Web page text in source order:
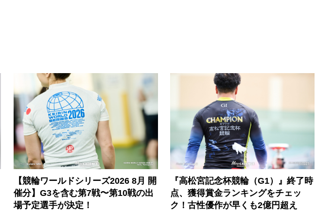
【競輪ワールドシリーズ2026 8月 開
催分】G3を含む第7戦〜第10戦の出
場予定選手が決定！
『高松宮記念杯競輪（G1）』終了時
点、獲得賞金ランキングをチェッ
ク！古性優作が早くも2億円超え